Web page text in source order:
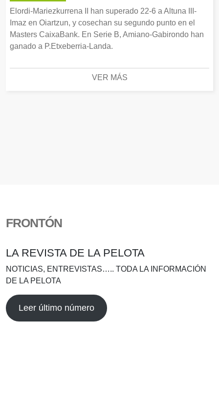
Elordi-Mariezkurrena II han superado 22-6 a Altuna III-
Imaz en Oiartzun, y cosechan su segundo punto en el
Masters CaixaBank. En Serie B, Amiano-Gabirondo han
ganado a P.Etxeberria-Landa.
VER MÁS
FRONTÓN
LA REVISTA DE LA PELOTA
NOTICIAS, ENTREVISTAS….. TODA LA INFORMACIÓN
DE LA PELOTA
Leer último número